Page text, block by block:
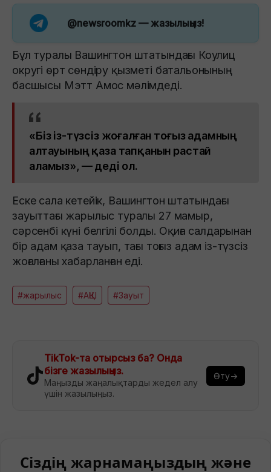
@newsroomkz — жазылыңыз!
Бұл туралы Вашингтон штатындағы Коулиц
округі өрт сөндіру қызметі батальонының
басшысы Мэтт Амос мәлімдеді.
«Біз із-түзсіз жоғалған тоғыз адамның
алтауының қаза тапқанын растай
аламыз», — деді ол.
Еске сала кетейік, Вашингтон штатындағы
зауыттағы жарылыс туралы 27 мамыр,
сәрсенбі күні белгілі болды. Оқиға салдарынан
бір адам қаза тауып, тағы тоғыз адам із-түзсіз
жоғалғаны хабарланған еді.
#жарылыс #АҚШ #Зауыт
TikTok-та отырсыз ба? Онда
бізге жазылыңыз.
Маңызды жаңалықтарды жедел алу
үшін жазылыңыз.
Өту→
Сіздің жарнамаңыздың және